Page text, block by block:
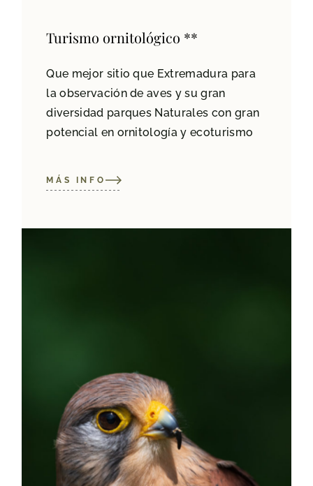
Turismo ornitológico **
Que mejor sitio que Extremadura para
la observación de aves y su gran
diversidad parques Naturales con gran
potencial en ornitología y ecoturismo
MÁS INFO